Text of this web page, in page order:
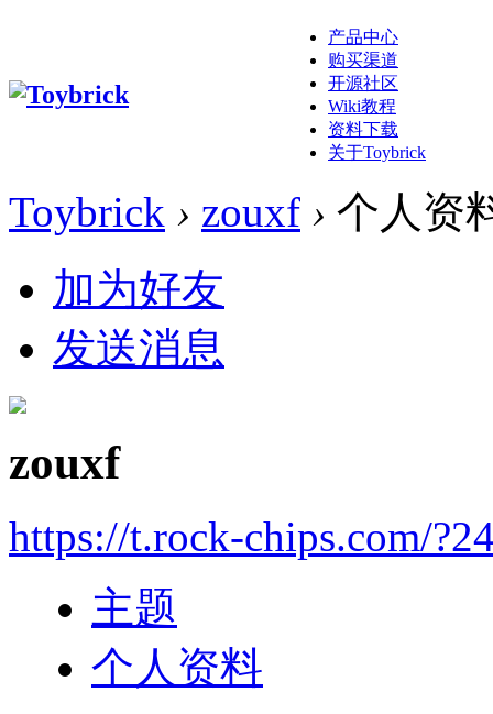
产品中心
购买渠道
开源社区
Wiki教程
资料下载
关于Toybrick
Toybrick › zouxf › 个人资
加为好友
发送消息
zouxf
https://t.rock-chips.com/
主题
个人资料